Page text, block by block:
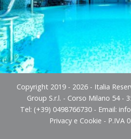
Copyright 2019 - 2026 - Italia
Group S.r.l. - Corso Milano 54 -
Tel: (+39) 0498766730 - Email:
Privacy e Cookie - P.IVA